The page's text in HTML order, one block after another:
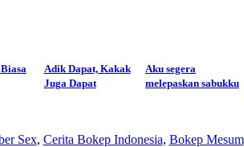
Adik Dapat, Kakak
Juga Dapat
Aku segera
melepaskan sabukku
Sex, Cerita Bokep Indonesia, Bokep Mesum